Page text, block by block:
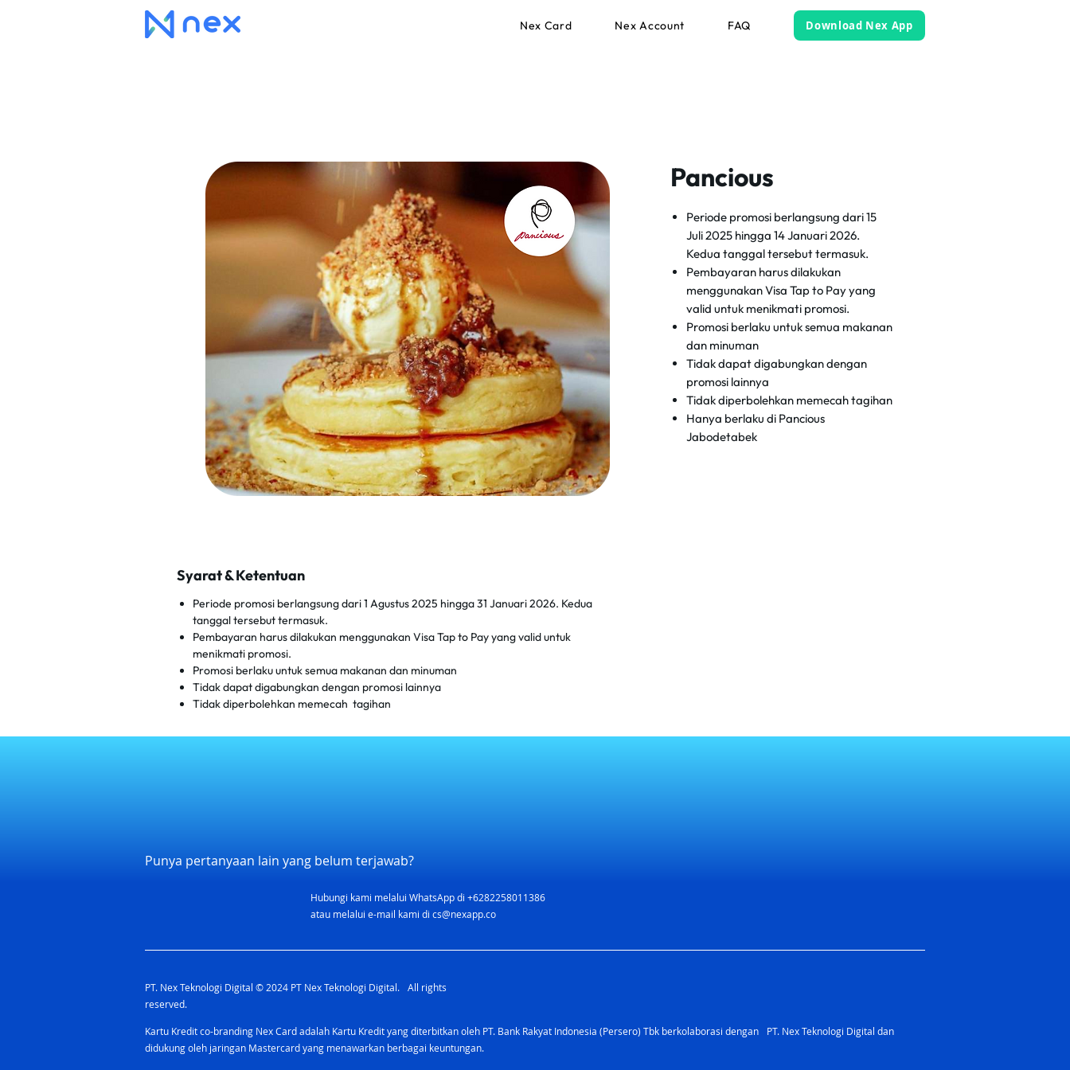
Nex Card Nex Account FAQ Download Nex App
Pancious
Periode promosi berlangsung dari 15
Juli 2025 hingga 14 Januari 2026.
Kedua tanggal tersebut termasuk.
Pembayaran harus dilakukan
menggunakan Visa Tap to Pay yang
valid untuk menikmati promosi.
Promosi berlaku untuk semua makanan
dan minuman
Tidak dapat digabungkan dengan
promosi lainnya
Tidak diperbolehkan memecah tagihan
Hanya berlaku di Pancious
Jabodetabek
Syarat & Ketentuan
Periode promosi berlangsung dari 1 Agustus 2025 hingga 31 Januari 2026. Kedua
tanggal tersebut termasuk.
Pembayaran harus dilakukan menggunakan Visa Tap to Pay yang valid untuk
menikmati promosi.
Promosi berlaku untuk semua makanan dan minuman
Tidak dapat digabungkan dengan promosi lainnya
Tidak diperbolehkan memecah tagihan
Punya pertanyaan lain yang belum terjawab?
Hubungi kami melalui WhatsApp di +6282258011386
atau melalui e-mail kami di cs@nexapp.co
PT. Nex Teknologi Digital © 2024 PT Nex Teknologi Digital. All rights
reserved.
Kartu Kredit co-branding Nex Card adalah Kartu Kredit yang diterbitkan oleh PT. Bank Rakyat Indonesia (Persero) Tbk berkolaborasi dengan PT. Nex Teknologi Digital dan
didukung oleh jaringan Mastercard yang menawarkan berbagai keuntungan.